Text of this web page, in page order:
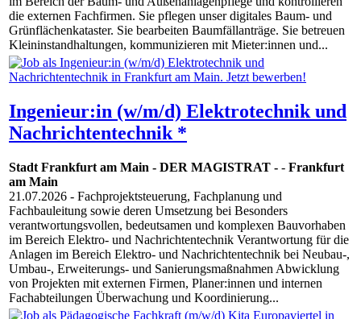
die externen Fachfirmen. Sie pflegen unser digitales Baum- und
Grünflächenkataster. Sie bearbeiten Baumfällanträge. Sie betreuen
Kleininstandhaltungen, kommunizieren mit Mieter:innen und...
Ingenieur:in (w/m/d) Elektrotechnik und
Nachrichtentechnik *
Stadt Frankfurt am Main - DER MAGISTRAT - - Frankfurt
am Main
21.07.2026 - Fachprojektsteuerung, Fachplanung und
Fachbauleitung sowie deren Umsetzung bei Besonders
verantwortungsvollen, bedeutsamen und komplexen Bauvorhaben
im Bereich Elektro- und Nachrichtentechnik Verantwortung für die
Anlagen im Bereich Elektro- und Nachrichtentechnik bei Neubau-,
Umbau-, Erweiterungs- und Sanierungsmaßnahmen Abwicklung
von Projekten mit externen Firmen, Planer:innen und internen
Fachabteilungen Überwachung und Koordinierung...